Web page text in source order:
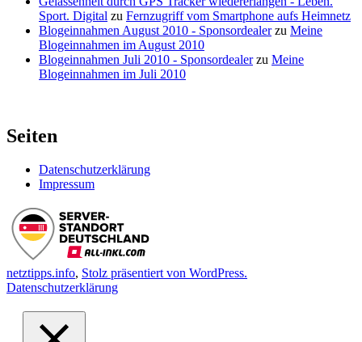
Sport. Digital zu Fernzugriff vom Smartphone aufs Heimnetz
Blogeinnahmen August 2010 - Sponsordealerzu Meine
Blogeinnahmen im August 2010
Blogeinnahmen Juli 2010 - Sponsordealerzu Meine
Blogeinnahmen im Juli 2010
Seiten
Datenschutzerklärung
Impressum
netztipps.info, Stolz präsentiert von WordPress.
Datenschutzerklärung